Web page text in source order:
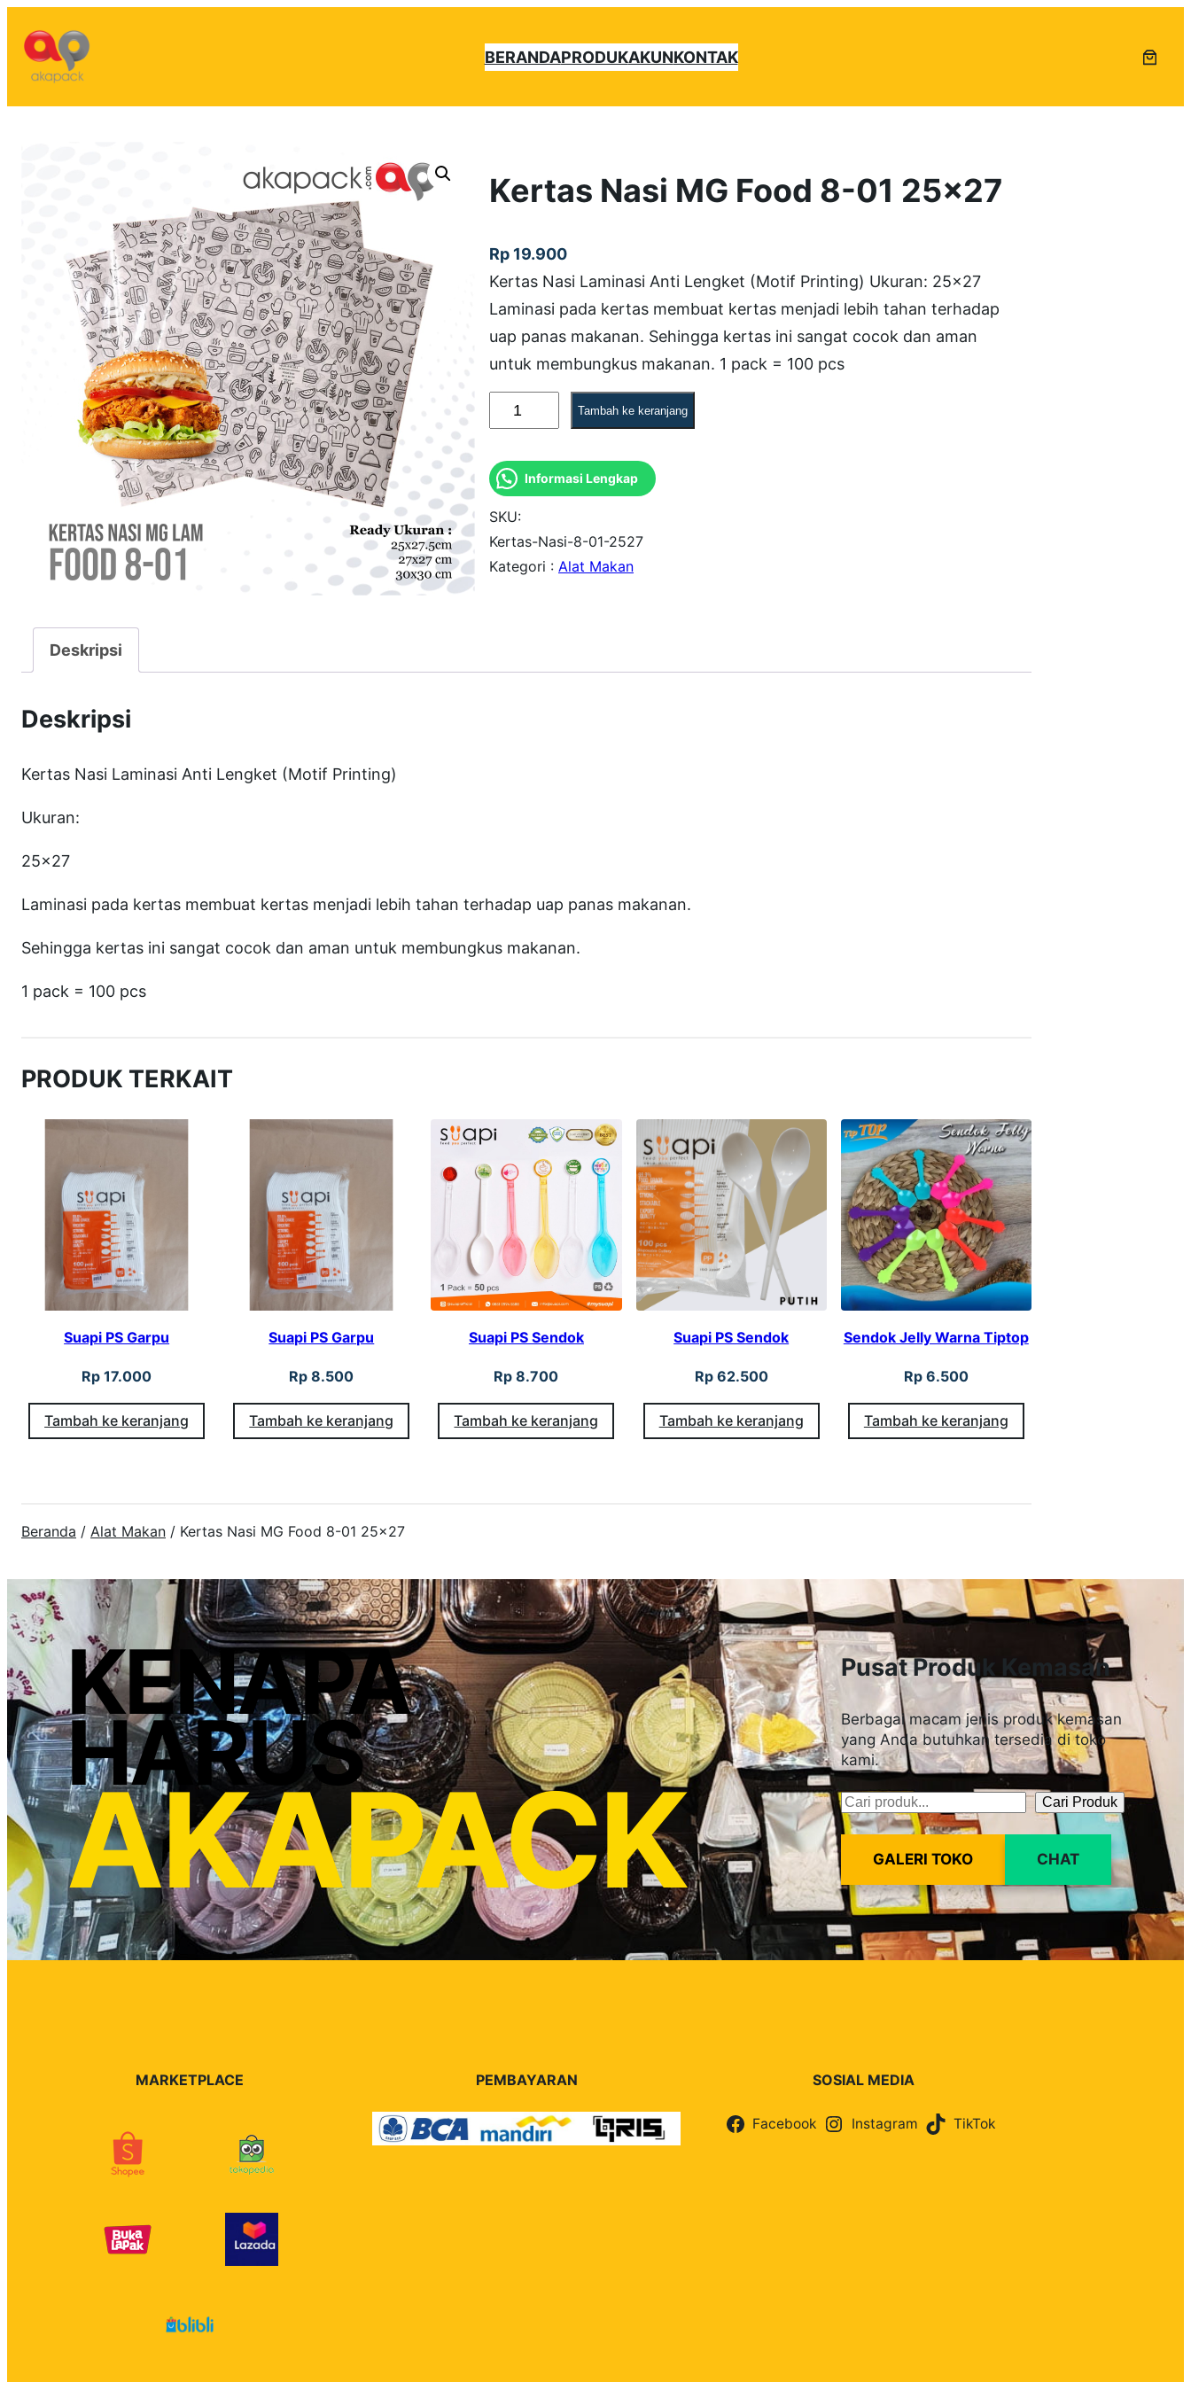
konten
BERANDAPRODUKAKUNKONTAK
Kertas Nasi MG Food 8-01 25×27
Rp 19.900
Kertas Nasi Laminasi Anti Lengket (Motif Printing) Ukuran: 25×27
Laminasi pada kertas membuat kertas menjadi lebih tahan terhadap
uap panas makanan. Sehingga kertas ini sangat cocok dan aman
untuk membungkus makanan. 1 pack = 100 pcs
u
a
n
t
i
t
i
G
0
1
×
2
7
Tambah ke keranjang
Informasi Lengkap
SKU:
Kertas-Nasi-8-01-2527
Kategori : Alat Makan
Deskripsi
Deskripsi
Kertas Nasi Laminasi Anti Lengket (Motif Printing)
Ukuran:
25×27
Laminasi pada kertas membuat kertas menjadi lebih tahan terhadap uap panas makanan.
Sehingga kertas ini sangat cocok dan aman untuk membungkus makanan.
1 pack = 100 pcs
PRODUK TERKAIT
Suapi PS Garpu
Rp 17.000
Tambah ke keranjang
Suapi PS Garpu
Rp 8.500
Tambah ke keranjang
Suapi PS Sendok
Rp 8.700
Tambah ke keranjang
Suapi PS Sendok
Rp62.500
Tambah ke keranjang
Sendok Jelly Warna Tiptop
Rp6.500
Tambah ke keranjang
Beranda / Alat Makan / Kertas Nasi MG Food 8-01 25×27
KENAPA
HARUS
AKAPACK
Pusat Produk Kemasan
Berbagai macam jenis produk kemasan
yang Anda butuhkan tersedia di toko
kami.
Pencarian Cari Produk
GALERI TOKO CHAT
MARKETPLACE PEMBAYARAN SOSIAL MEDIA
Facebook Instagram TikTok